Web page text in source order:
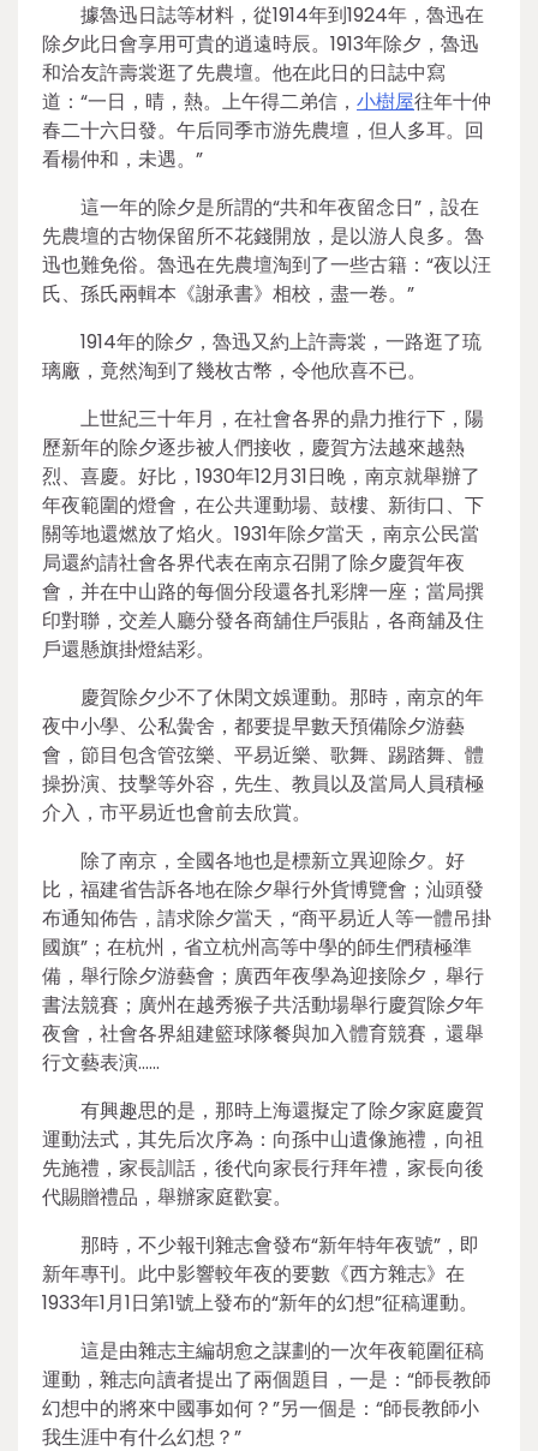
據魯迅日誌等材料，從1914年到1924年，魯迅在
除夕此日會享用可貴的逍遠時辰。1913年除夕，魯迅
和洽友許壽裳逛了先農壇。他在此日的日誌中寫
道：“一日，晴，熱。上午得二弟信， 小樹屋往年十仲
春二十六日發。午后同季市游先農壇，但人多耳。回
看楊仲和，未遇。”
這一年的除夕是所謂的“共和年夜留念日”，設在
先農壇的古物保留所不花錢開放，是以游人良多。魯
迅也難免俗。魯迅在先農壇淘到了一些古籍：“夜以汪
氏、孫氏兩輯本《謝承書》相校，盡一卷。”
1914年的除夕，魯迅又約上許壽裳，一路逛了琉
璃廠，竟然淘到了幾枚古幣，令他欣喜不已。
上世紀三十年月，在社會各界的鼎力推行下，陽
歷新年的除夕逐步被人們接收，慶賀方法越來越熱
烈、喜慶。好比，1930年12月31日晚，南京就舉辦了
年夜範圍的燈會，在公共運動場、鼓樓、新街口、下
關等地還燃放了焰火。1931年除夕當天，南京公民當
局還約請社會各界代表在南京召開了除夕慶賀年夜
會，并在中山路的每個分段還各扎彩牌一座；當局撰
印對聯，交差人廳分發各商舖住戶張貼，各商舖及住
戶還懸旗掛燈結彩。
慶賀除夕少不了休閑文娛運動。那時，南京的年
夜中小學、公私黌舍，都要提早數天預備除夕游藝
會，節目包含管弦樂、平易近樂、歌舞、踢踏舞、體
操扮演、技擊等外容，先生、教員以及當局人員積極
介入，市平易近也會前去欣賞。
除了南京，全國各地也是標新立異迎除夕。好
比，福建省告訴各地在除夕舉行外貨博覽會；汕頭發
布通知佈告，請求除夕當天，“商平易近人等一體吊掛
國旗”；在杭州，省立杭州高等中學的師生們積極準
備，舉行除夕游藝會；廣西年夜學為迎接除夕，舉行
書法競賽；廣州在越秀猴子共活動場舉行慶賀除夕年
夜會，社會各界組建籃球隊餐與加入體育競賽，還舉
行文藝表演……
有興趣思的是，那時上海還擬定了除夕家庭慶賀
運動法式，其先后次序為：向孫中山遺像施禮，向祖
先施禮，家長訓話，後代向家長行拜年禮，家長向後
代賜贈禮品，舉辦家庭歡宴。
那時，不少報刊雜志會發布“新年特年夜號”，即
新年專刊。此中影響較年夜的要數《西方雜志》在
1933年1月1日第1號上發布的“新年的幻想”征稿運動。
這是由雜志主編胡愈之謀劃的一次年夜範圍征稿
運動，雜志向讀者提出了兩個題目，一是：“師長教師
幻想中的將來中國事如何？”另一個是：“師長教師小
我生涯中有什么幻想？”